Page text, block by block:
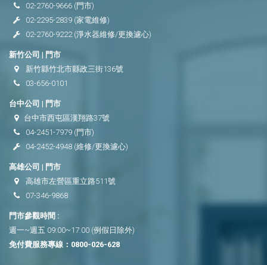
02-2760-9666 (門市)
02-2295-2839 (家電維修)
02-2760-9222(淨水器維修/更換濾心)
新竹公司 | 門市
新竹縣竹北市縣政三街136號
03-656-0101
台中公司 | 門市
台中市西屯區漢翔路37號
04-2451-7979 (門市)
04-2452-4948 (維修/更換濾心)
高雄公司 | 門市
高雄市左營區重立路511號
07-346-9868
門市參觀時間 :
週一~週五 09:00~17:00 (例假日除外)
免付費服務專線： 0800-026-628